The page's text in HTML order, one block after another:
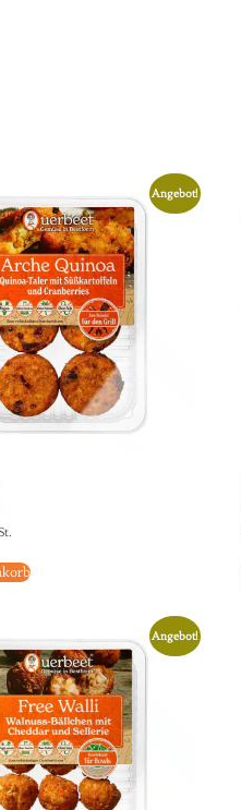
Angebot!
Angebot!